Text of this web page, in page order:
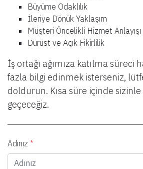
Büyüme Odaklılık
İleriye Dönük Yaklaşım
Müşteri Öncelikli Hizmet Anlayışı
Dürüst ve Açık Fikirlilik
İş ortağı ağımıza katılma süreci
fazla bilgi edinmek isterseniz,
doldurun. Kısa süre içinde
geçeceğiz.
Adınız *